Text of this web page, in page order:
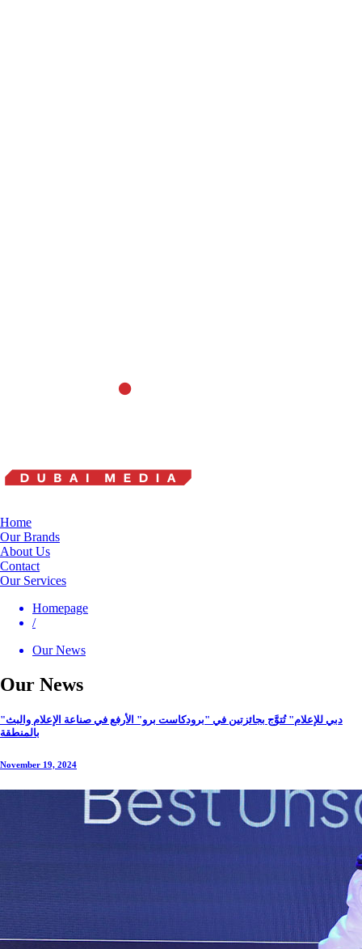
Home
Our Brands
About Us
Contact
Our Services
Homepage
/
Our News
Our News
"دبي للإعلام" تُتوَّج بجائزتين في "برودكاست برو" الأرفع في صناعة الإعلام والبث
بالمنطقة
November 19, 2024